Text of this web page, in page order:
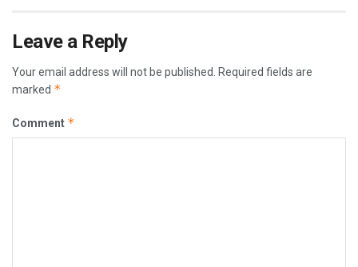
Leave a Reply
Your email address will not be published.
Required fields are
marked *
Comment *